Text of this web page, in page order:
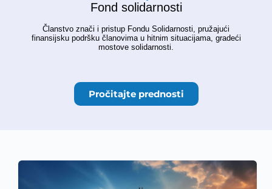
Fond solidarnosti
Članstvo znači i pristup Fondu Solidarnosti, pružajući
finansijsku podršku članovima u hitnim situacijama, gradeći
mostove solidarnosti.
Pročitajte prednosti